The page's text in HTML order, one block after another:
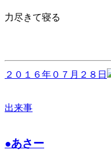
力尽きて寝る
２０１６年０７月２８日
出来事
●あさー